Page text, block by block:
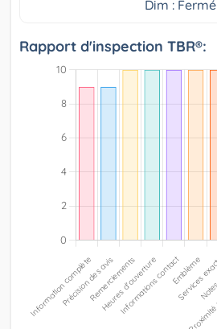
Dim : Fermé
Rapport d'inspection TBR®: